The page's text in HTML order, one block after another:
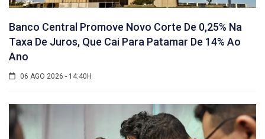
Banco Central Promove Novo Corte De 0,25% Na
Taxa De Juros, Que Cai Para Patamar De 14% Ao
Ano
06 AGO 2026 - 14:40H